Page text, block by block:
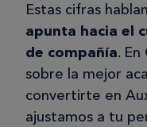
Estas cifras
apunta hacia el
de compañía.
sobre la mejor
convertirte en
ajustamos a tu